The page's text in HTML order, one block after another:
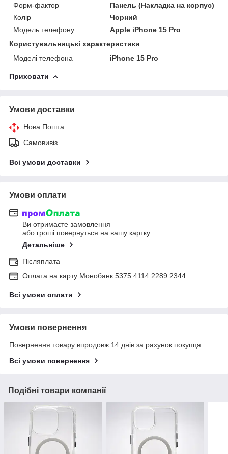
Форм-фактор
Панель (Накладка на корпус)
Колір
Чорний
Модель телефону
Apple iPhone 15 Pro
Користувальницькі характеристики
Моделі телефона
iPhone 15 Pro
Приховати
Умови доставки
Нова Пошта
Самовивіз
Всі умови доставки
Умови оплати
Ви отримаєте замовлення
або гроші повернуться на вашу картку
Детальніше
Післяплата
Оплата на карту Монобанк 5375 4114 2289 2344
Всі умови оплати
Умови повернення
Повернення товару впродовж 14 днів за рахунок покупця
Всі умови повернення
Подібні товари компанії